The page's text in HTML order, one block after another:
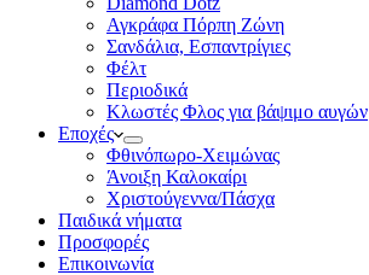
Αγκράφα Πόρπη Ζώνη
Σανδάλια, Εσπαντρίγιες
Φέλτ
Περιοδικά
Κλωστές Φλος για βάψιμο αυγών
Εποχές
Φθινόπωρο-Χειμώνας
Άνοιξη Καλοκαίρι
Χριστούγεννα/Πάσχα
Παιδικά νήματα
Προσφορές
Επικοινωνία